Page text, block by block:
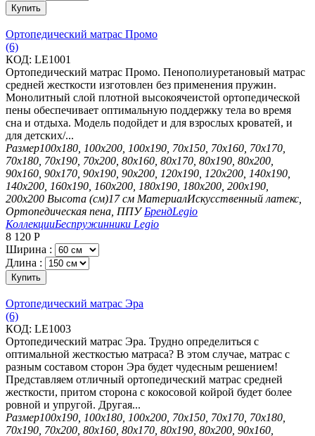
Купить
Ортопедический матрас Промо
(6)
КОД: LE1001
Ортопедический матрас Промо. Пенополиуретановый матрас
средней жесткости изготовлен без применения пружин.
Монолитный слой плотной высокоячеистой ортопедической
пены обеспечивает оптимальную поддержку тела во время
сна и отдыха. Модель подойдет и для взрослых кроватей, и
для детских/...
Размер100х180, 100х200, 100х190, 70х150, 70х160, 70х170,
70х180, 70х190, 70х200, 80х160, 80х170, 80х190, 80х200,
90х160, 90х170, 90х190, 90х200, 120х190, 120х200, 140х190,
140х200, 160х190, 160х200, 180х190, 180х200, 200х190,
200х200 Высота (см)17 см МатериалИскусственный латекс,
Ортопедическая пена, ППУ БрендLegio
КоллекцииБеспружинники Legio
8 120 Р
Ширина :
Длина :
Купить
Ортопедический матрас Эра
(6)
КОД: LE1003
Ортопедический матрас Эра. Трудно определиться с
оптимальной жесткостью матраса? В этом случае, матрас с
разным составом сторон Эра будет чудесным решением!
Представляем отличный ортопедический матрас средней
жесткости, притом сторона с кокосовой койрой будет более
ровной и упругой. Другая...
Размер100х190, 100х180, 100х200, 70х150, 70х170, 70х180,
70х190, 70х200, 80х160, 80х170, 80х190, 80х200, 90х160,